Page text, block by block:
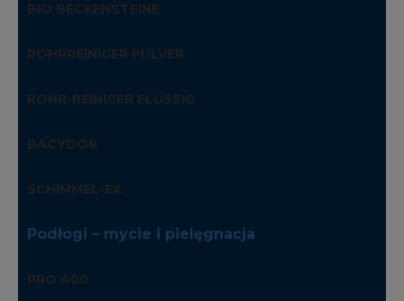
BIO BECKENSTEINE
ROHRREINIGER PULVER
ROHR-REINIGER FLÜSSIG
BACYDOR
SCHIMMEL-EX
Podłogi – mycie i pielęgnacja
PRO 400